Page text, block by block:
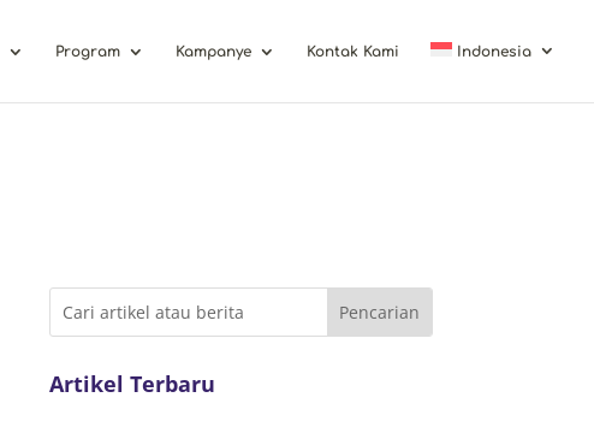
Program Kampanye Kontak Kami Indonesia
Artikel Terbaru